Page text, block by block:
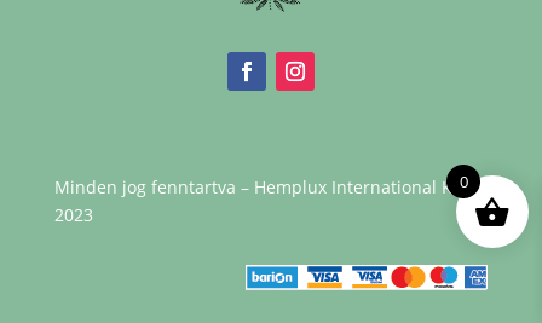
Minden jog fenntartva – Hemplux International Kft. –
2023
0